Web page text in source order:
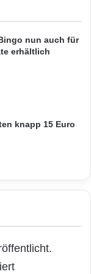
zugehörige
oder
melden.“
mac-and-i_
Presse-
[0] 511
nun auch für
erhältlich
knapp 15 Euro